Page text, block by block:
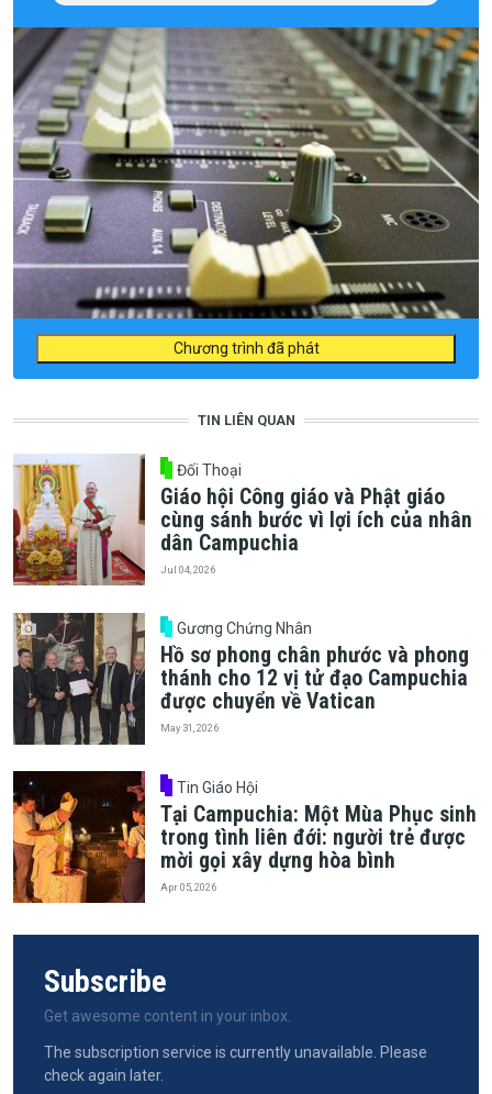
Chương trình đã phát
TIN LIÊN QUAN
Đối Thoại
Giáo hội Công giáo và Phật giáo
cùng sánh bước vì lợi ích của nhân
dân Campuchia
Jul 04, 2026
Gương Chứng Nhân
Hồ sơ phong chân phước và phong
thánh cho 12 vị tử đạo Campuchia
được chuyển về Vatican
May 31, 2026
Tin Giáo Hội
Tại Campuchia: Một Mùa Phục sinh
trong tình liên đới: người trẻ được
mời gọi xây dựng hòa bình
Apr 05, 2026
Subscribe
Get awesome content in your inbox.
The subscription service is currently unavailable. Please
check again later.